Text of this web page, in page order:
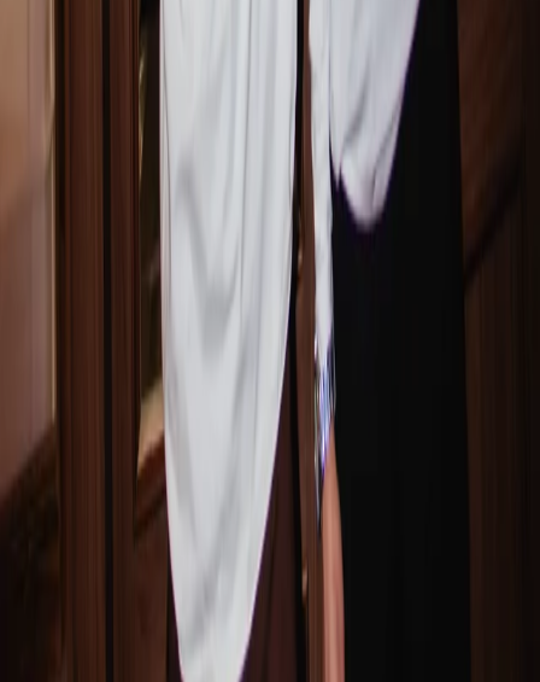
© MISCUSI SRL SOCIETÀ BENEFIT 2022 USt-IdNr.:
IT09677510969
Cookie-Richtlinie Cookie-
Whistleblowing
Folgen Sie uns auch hier: